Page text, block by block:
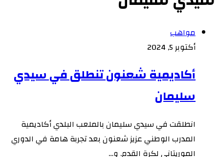
مواهب
أكتوبر 5, 2024
أكاديمية شعنون تنطلق في سيدي
سليمان
انطلقت في سيدي سليمان بالملعب البلدي أكاديمية
المدرب الوطني عزيز شعنون بعد تجربة هامة في الدوري
الموريتاني لكرة القدم. و…